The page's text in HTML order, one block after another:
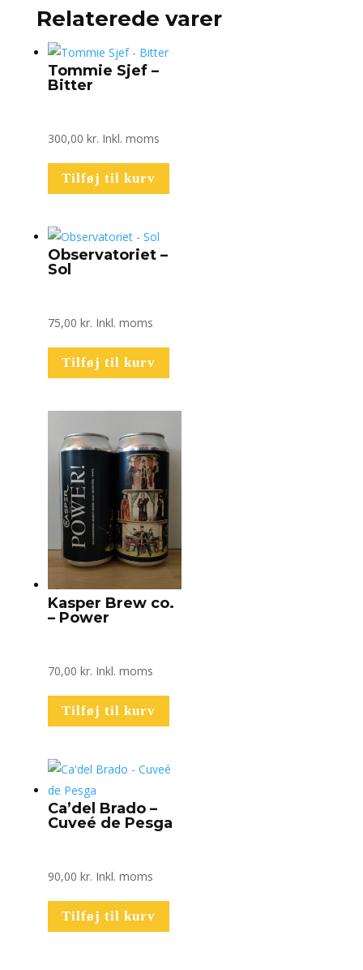
Lumberjack
Breakfast
antal
Relaterede varer
Tommie Sjef –
Bitter
300,00 kr. Inkl. moms
Tilføj til kurv
Observatoriet –
Sol
75,00 kr. Inkl. moms
Tilføj til kurv
Kasper Brew co.
– Power
70,00 kr. Inkl. moms
Tilføj til kurv
Ca’del Brado –
Cuveé de Pesga
90,00 kr. Inkl. moms
Tilføj til kurv